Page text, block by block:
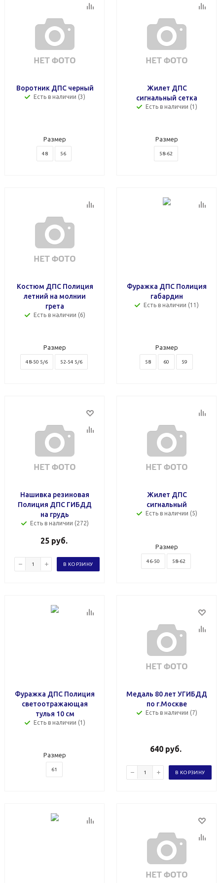
Воротник ДПС черный
Есть в наличии (3)
Размер
48 56
Жилет ДПС
сигнальный сетка
Есть в наличии (1)
Размер
58-62
Костюм ДПС Полиция
летний на молнии
грета
Есть в наличии (6)
Размер
48-50 5/6 52-54 5/6
Фуражка ДПС Полиция
габардин
Есть в наличии (11)
Размер
58 60 59
Нашивка резиновая
Полиция ДПС ГИБДД
на грудь
Есть в наличии (272)
25руб.
В КОРЗИНУ
Жилет ДПС
сигнальный
Есть в наличии (5)
Размер
46-50 58-62
Фуражка ДПС Полиция
светоотражающая
тулья 10 см
Есть в наличии (1)
Размер
61
Медаль 80 лет УГИБДД
по г.Москве
Есть в наличии (7)
640 руб.
В КОРЗИНУ